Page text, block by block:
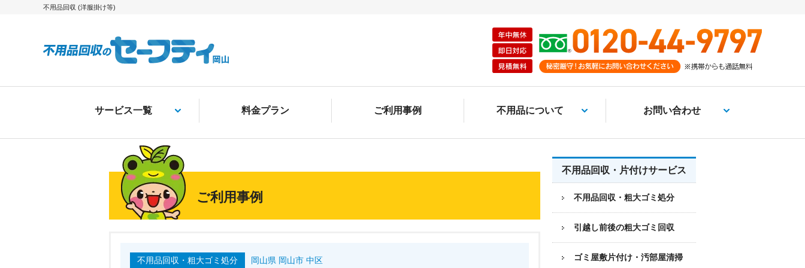
不用品回収 (洋服掛け等)
サービス一覧 料金プラン ご利用事例 不用品について お問い合わせ
ご利用事例
不用品回収・粗大ゴミ処分 岡山県 岡山市 中区
不用品回収・片付けサービス
不用品回収・粗大ゴミ処分
引越し前後の粗大ゴミ回収
ゴミ屋敷片付け・汚部屋清掃